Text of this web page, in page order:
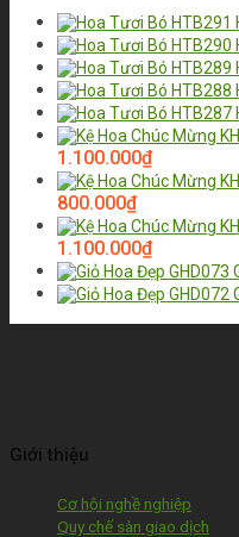
1.100.000₫
800.000₫
1.100.000₫
Giới thiệu
Cơ hội nghề nghiệp
Quy chế sàn giao dịch